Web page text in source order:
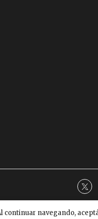
continuar navegando,